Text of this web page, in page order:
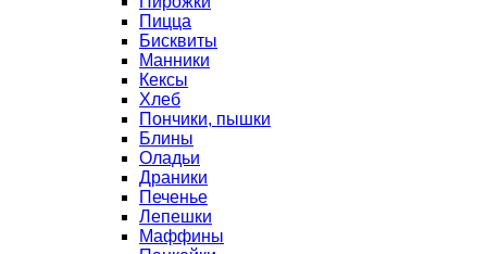
Пицца
Бисквиты
Манники
Кексы
Хлеб
Пончики, пышки
Блины
Оладьи
Драники
Печенье
Лепешки
Маффины